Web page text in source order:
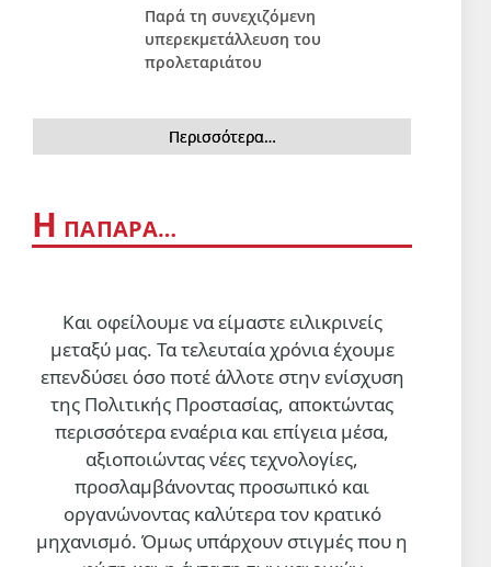
Σαν σήμερα 6 Αυγούστου
6 Αυγ 2026, 00:01
Οι δυνάμεις της Υεμένης
έπληξαν το αεροδρόμιο της
«ιστορική συμφωνία
αφοπλισμού» της Γάζας που
προώθησε ο Τραμπ
5 Αυγ 2026, 19:42
ΔΙΕΘΝΗ
Βαριές απώλειες των
σιωναζιστών στον νότιο Λίβανο
Δύο νεκροί και εφτά τραυματίες (ο
ένας σε κρίσιμη κατάσταση)
5 Αυγ 2026, 18:59
Παρά τη συνεχιζόμενη
υπερεκμετάλλευση του
προλεταριάτου
Περισσότερα…
Η ΠΑΠΑΡΑ…
Και οφείλουμε να είμαστε ειλικρινείς
μεταξύ μας. Τα τελευταία χρόνια έχουμε
επενδύσει όσο ποτέ άλλοτε στην ενίσχυση
της Πολιτικής Προστασίας, αποκτώντας
περισσότερα εναέρια και επίγεια μέσα,
αξιοποιώντας νέες τεχνολογίες,
προσλαμβάνοντας προσωπικό και
οργανώνοντας καλύτερα τον κρατικό
μηχανισμό. Όμως υπάρχουν στιγμές που η